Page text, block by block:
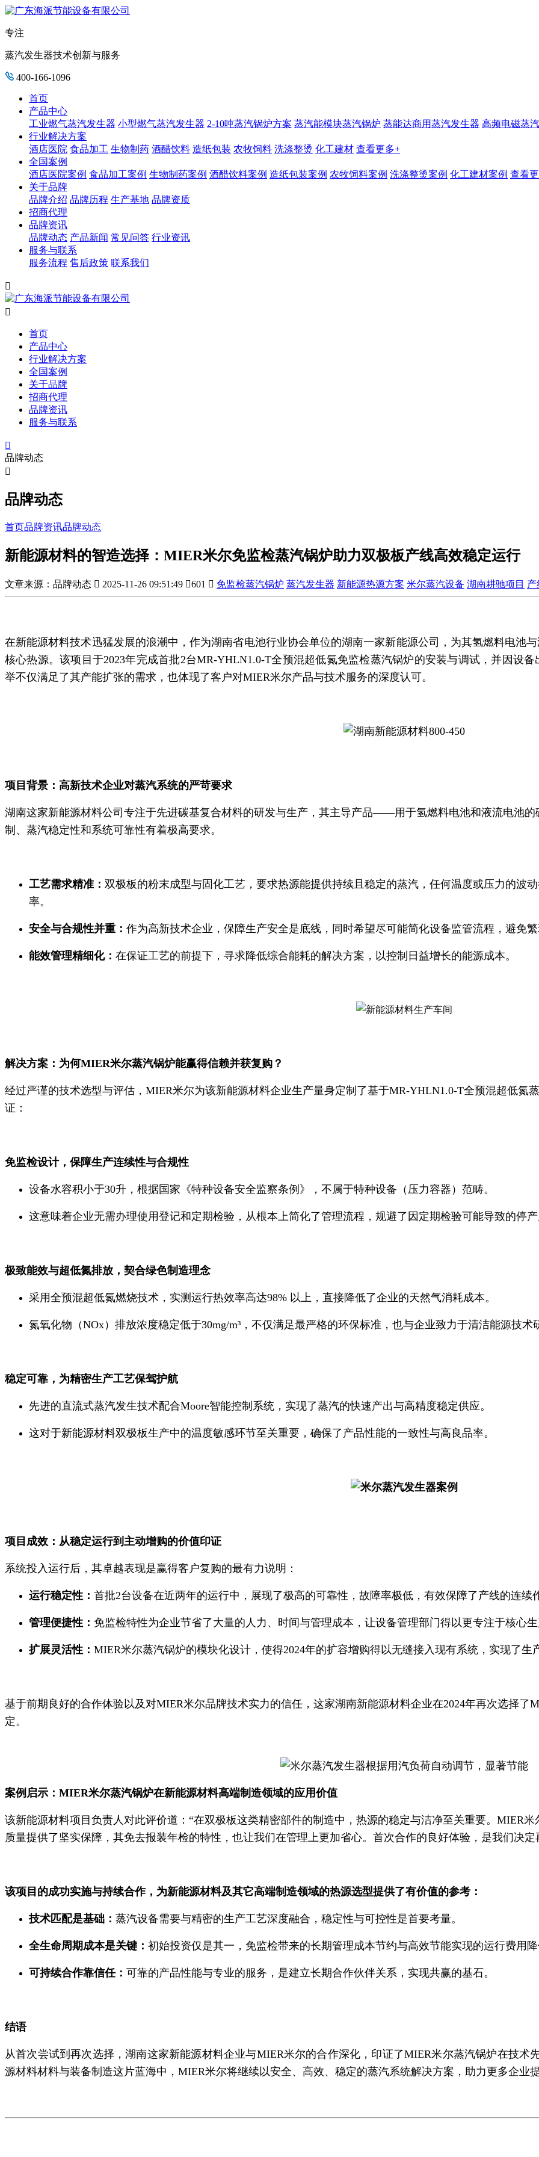
专注
蒸汽发生器技术创新与服务
400-166-1096
首页
产品中心
工业燃气蒸汽发生器 小型燃气蒸汽发生器 2-10吨蒸汽锅炉方案 蒸汽能模块蒸汽锅炉 蒸能达商用蒸汽发生器 高频电磁蒸
行业解决方案
酒店医院 食品加工 生物制药 酒醋饮料 造纸包装 农牧饲料 洗涤整烫 化工建材 查看更多+
全国案例
酒店医院案例 食品加工案例 生物制药案例 酒醋饮料案例 造纸包装案例 农牧饲料案例 洗涤整烫案例 化工建材案例 查看
关于品牌
品牌介绍 品牌历程 生产基地 品牌资质
招商代理
品牌资讯
品牌动态 产品新闻 常见问答 行业资讯
服务与联系
服务流程 售后政策 联系我们


首页
产品中心
行业解决方案
全国案例
关于品牌
招商代理
品牌资讯
服务与联系

品牌动态

品牌动态
首页品牌资讯品牌动态
新能源材料的智造选择：MIER米尔免监检蒸汽锅炉助力双极板产线高效稳定运行
文章来源：品牌动态  2025-11-26 09:51:49 601  免监检蒸汽锅炉 蒸汽发生器 新能源热源方案 米尔蒸汽设备 湖南耕驰项目 产
在新能源材料技术迅猛发展的浪潮中，作为湖南省电池行业协会单位的湖南一家新能源公司，为其氢燃料电池
核心热源。该项目于2023年完成首批2台MR-YHLN1.0-T全预混超低氮免监检蒸汽锅炉的安装与调试，并因设
举不仅满足了其产能扩张的需求，也体现了客户对MIER米尔产品与技术服务的深度认可。
项目背景： 高新技术企业对蒸汽系统的严苛要求
湖南这家新能源材料公司专注于先进碳基复合材料的研发与生产，其主导产品——用于氢燃料电池和液流电池
制、蒸汽稳定性和系统可靠性有着极高要求。
工艺需求精准： 双极板的粉末成型与固化工艺，要求热源能提供持续且稳定的蒸汽，任何温度或压力的波
率。
安全与合规性并重： 作为高新技术企业，保障生产安全是底线，同时希望尽可能简化设备监管流程，避免
能效管理精细化： 在保证工艺的前提下，寻求降低综合能耗的解决方案，以控制日益增长的能源成本。
解决方案： 为何MIER米尔蒸汽锅炉能赢得信赖并获复购？
经过严谨的技术选型与评估，MIER米尔为该新能源材料企业生产量身定制了基于MR-YHLN1.0-T全预混超低氮
证：
免监检设计，保障生产连续性与合规性
设备水容积小于30升，根据国家《特种设备安全监察条例》，不属于特种设备（压力容器）范畴。
这意味着企业无需办理使用登记和定期检验，从根本上简化了管理流程，规避了因定期检验可能导致的停
极致能效与超低氮排放，契合绿色制造理念
采用全预混超低氮燃烧技术，实测运行热效率高达98% 以上，直接降低了企业的天然气消耗成本。
氮氧化物（NOx）排放浓度稳定低于30mg/m³，不仅满足最严格的环保标准，也与企业致力于清洁能源技
稳定可靠，为精密生产工艺保驾护航
先进的直流式蒸汽发生技术配合Moore智能控制系统，实现了蒸汽的快速产出与高精度稳定供应。
这对于新能源材料双极板生产中的温度敏感环节至关重要，确保了产品性能的一致性与高良品率。
项目成效：从稳定运行到主动增购的价值印证
系统投入运行后，其卓越表现是赢得客户复购的最有力说明：
运行稳定性： 首批2台设备在近两年的运行中，展现了极高的可靠性，故障率极低，有效保障了产线的连续
管理便捷性： 免监检特性为企业节省了大量的人力、时间与管理成本，让设备管理部门得以更专注于核心
扩展灵活性： MIER米尔蒸汽锅炉的模块化设计，使得2024年的扩容增购得以无缝接入现有系统，实现了
基于前期良好的合作体验以及对MIER米尔品牌技术实力的信任，这家湖南新能源材料企业在2024年再次选择
定。
案例启示：MIER米尔蒸汽锅炉在新能源材料高端制造领域的应用价值
该新能源材料项目负责人对此评价道：“在双极板这类精密部件的制造中，热源的稳定与洁净至关重要。MIER
质量提供了坚实保障，其免去报装年检的特性，也让我们在管理上更加省心。首次合作的良好体验，是我们决
该项目的成功实施与持续合作，为新能源材料及其它高端制造领域的热源选型提供了有价值的参考：
技术匹配是基础： 蒸汽设备需要与精密的生产工艺深度融合，稳定性与可控性是首要考量。
全生命周期成本是关键： 初始投资仅是其一，免监检带来的长期管理成本节约与高效节能实现的运行费用
可持续合作靠信任： 可靠的产品性能与专业的服务，是建立长期合作伙伴关系，实现共赢的基石。
结语
从首次尝试到再次选择，湖南这家新能源材料企业与MIER米尔的合作深化，印证了MIER米尔蒸汽锅炉在技
源材料材料与装备制造这片蓝海中，MIER米尔将继续以安全、高效、稳定的蒸汽系统解决方案，助力更多企业